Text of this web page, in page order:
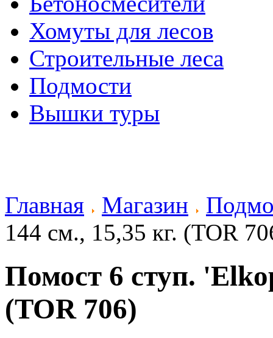
Хомуты для лесов
Строительные леса
Подмости
Вышки туры
Главная Магазин
144 см., 15,35 кг. (TOR
Помост 6 ступ.
(TOR 706)